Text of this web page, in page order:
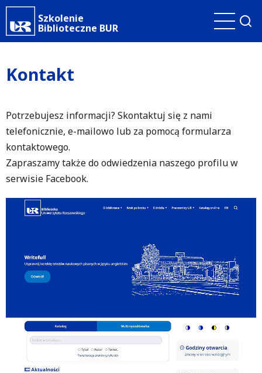
Przejdź
do
treści
Szkolenie
Biblioteczne BUR
Kontakt
Potrzebujesz informacji? Skontaktuj się z nami
telefonicznie, e-mailowo lub za pomocą formularza
kontaktowego.
Zapraszamy także do odwiedzenia naszego profilu w
serwisie Facebook.